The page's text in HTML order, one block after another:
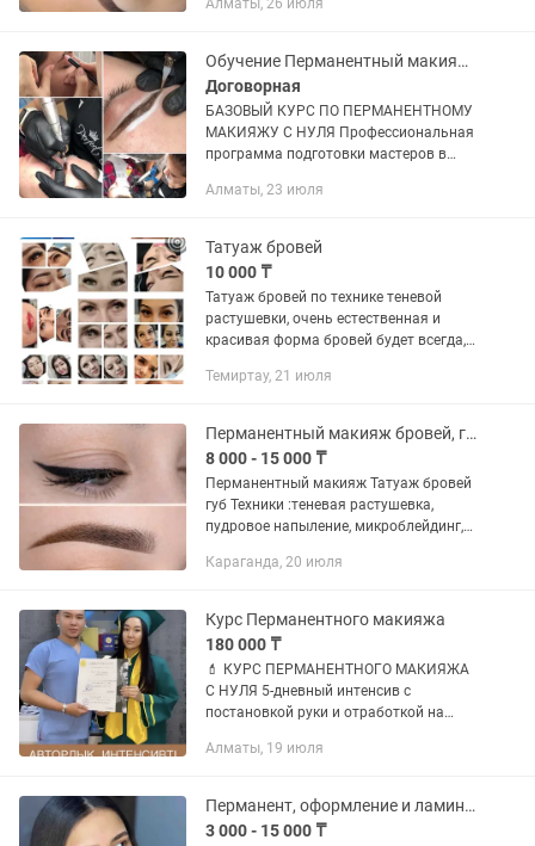
типов кожи. Держится в среднем от 6
от...
Алматы, 26 июля
Обучение Перманентный макияж, татуаж
Договорная
БАЗОВЫЙ КУРС ПО ПЕРМАНЕНТНОМУ
МАКИЯЖУ С НУЛЯ Профессиональная
программа подготовки мастеров в
Этот курс создан для тех, кто хочет не
Алматы, 23 июля
Татуаж бровей
10 000 ₸
Татуаж бровей по технике теневой
растушевки, очень естественная и
красивая форма бровей будет всегда, и
Подберём любую форму по вкусу
Темиртау, 21 июля
Перманентный макияж бровей, губ
8 000 - 15 000 ₸
Перманентный макияж Татуаж бровей
губ Техники :теневая растушевка,
пудровое напыление, микроблейдинг,
Караганда, 20 июля
Курс Перманентного макияжа
180 000 ₸
💄 КУРС ПЕРМАНЕНТНОГО МАКИЯЖА
С НУЛЯ 5-дневный интенсив с
постановкой руки и отработкой на
ПРОГРАММА ОБУЧЕНИЯ | ОҚУ
Теория + практика на...
Алматы, 19 июля
Перманент, оформление и ламинирование бровей/ресниц
3 000 - 15 000 ₸